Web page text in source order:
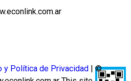
y Política de Privacidad | ©